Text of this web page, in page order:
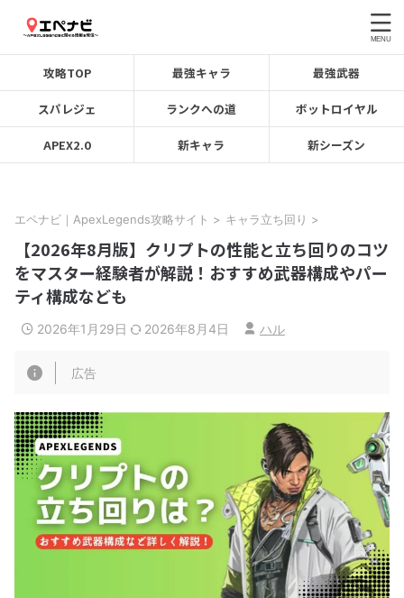
攻略TOP 最強キャラ 最強武器
スパレジェ ランクへの道 ボットロイヤル
APEX2.0 新キャラ 新シーズン
エペナビ｜ApexLegends攻略サイト > キャラ立ち回り >
【2026年8月版】クリプトの性能と立ち回りのコツ
をマスター経験者が解説！おすすめ武器構成やパー
ティ構成なども
2026年1月29日 2026年8月4日 ハル
広告